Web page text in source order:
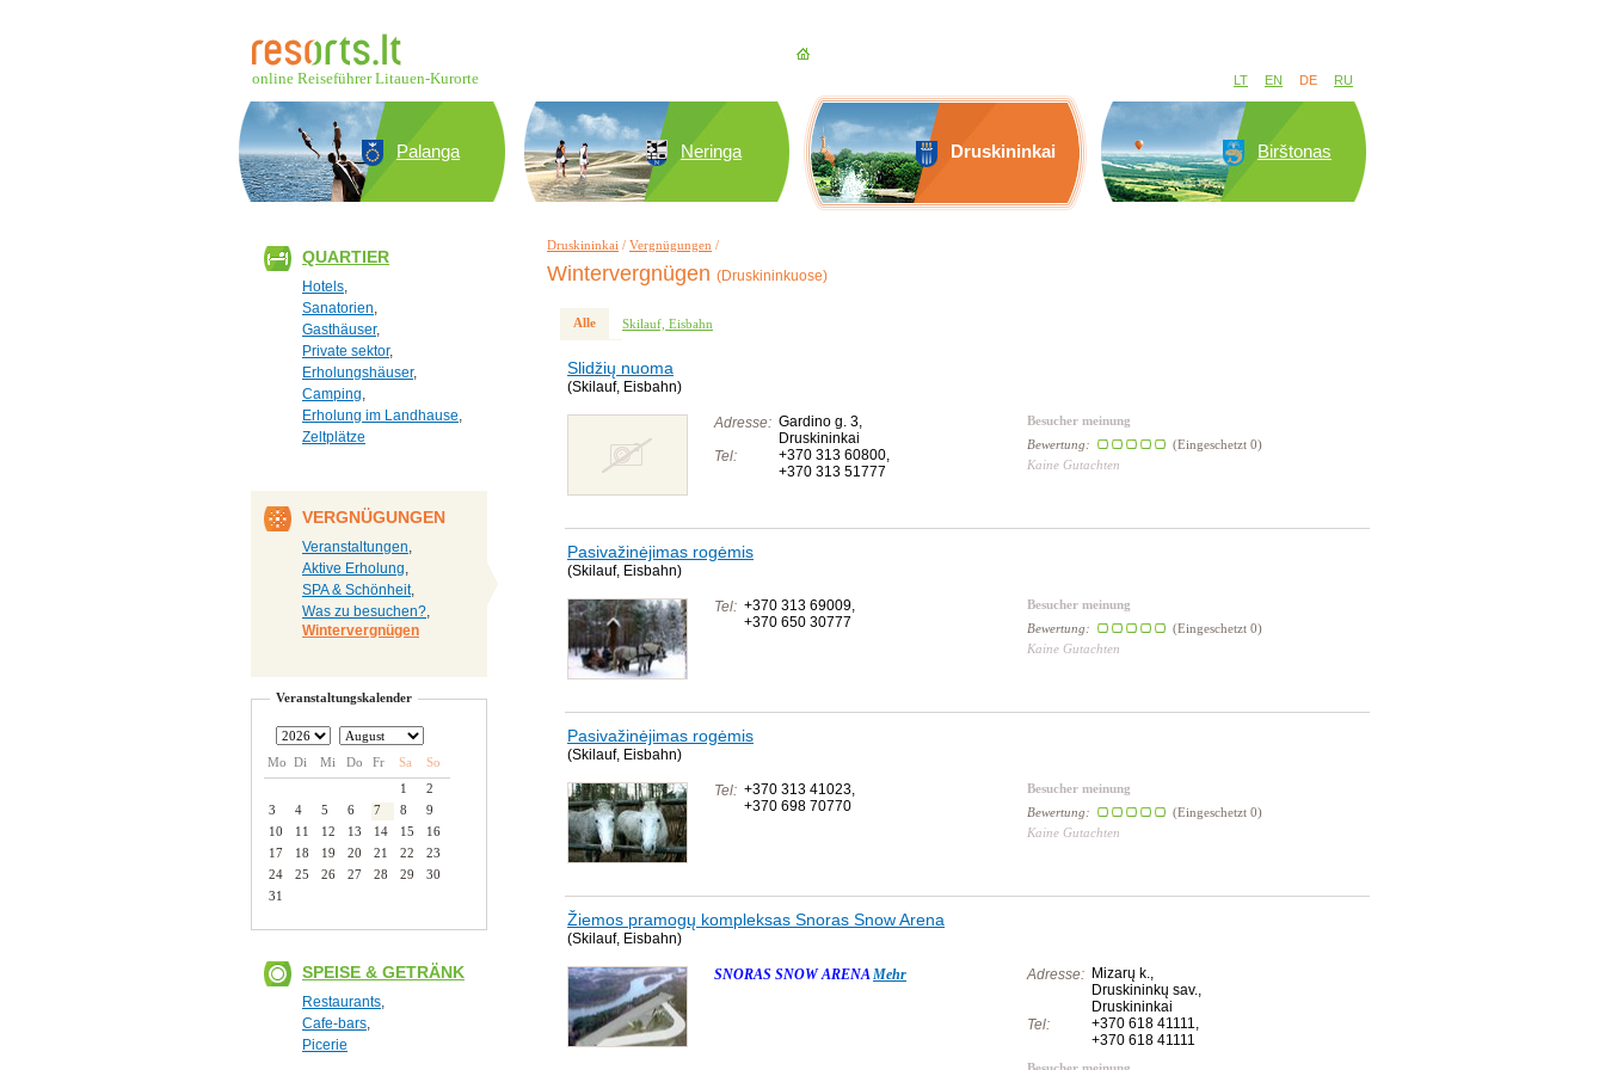
online Reiseführer Litauen-Kurorte LT EN DE RU
Palanga Neringa Druskininkai Birštonas
QUARTIER
Hotels,
Sanatorien,
Gasthäuser,
Private sektor,
Erholungshäuser,
Camping,
Erholung im Landhause,
Zeltplätze
VERGNÜGUNGEN
Veranstaltungen,
Aktive Erholung,
SPA & Schönheit,
Was zu besuchen?,
Wintervergnügen
Veranstaltungskalender
Mo Di Mi Do Fr Sa
So
1
2
3
4 5 6 7 8
9
10
11 12 13 14 15
16
17
18 19 20 21 22
23
24
25 26 27 28 29
30
31
SPEISE & GETRÄNK
Restaurants,
Cafe-bars,
Picerie
Druskininkai / Vergnügungen /
Wintervergnügen (Druskininkuose)
Alle Skilauf, Eisbahn
Slidžių nuoma
(Skilauf, Eisbahn)
Adresse: Gardino g. 3,
Druskininkai
Tel:
+370 313 60800,
+370 313 51777
Besucher meinung
Bewertung:
(Eingeschetzt 0)
Kaine Gutachten
Pasivažinėjimas rogėmis
(Skilauf, Eisbahn)
Tel: +370 313 69009,
+370 650 30777
Besucher meinung
Bewertung:
(Eingeschetzt 0)
Kaine Gutachten
Pasivažinėjimas rogėmis
(Skilauf, Eisbahn)
Tel: +370 313 41023,
+370 698 70770
Besucher meinung
Bewertung:
(Eingeschetzt 0)
Kaine Gutachten
Žiemos pramogų kompleksas Snoras Snow Arena
(Skilauf, Eisbahn)
SNORAS SNOW ARENAMehr Adresse: Mizarų k.,
Druskininkų sav.,
Druskininkai
Tel:
+370 618 41111,
+370 618 41111